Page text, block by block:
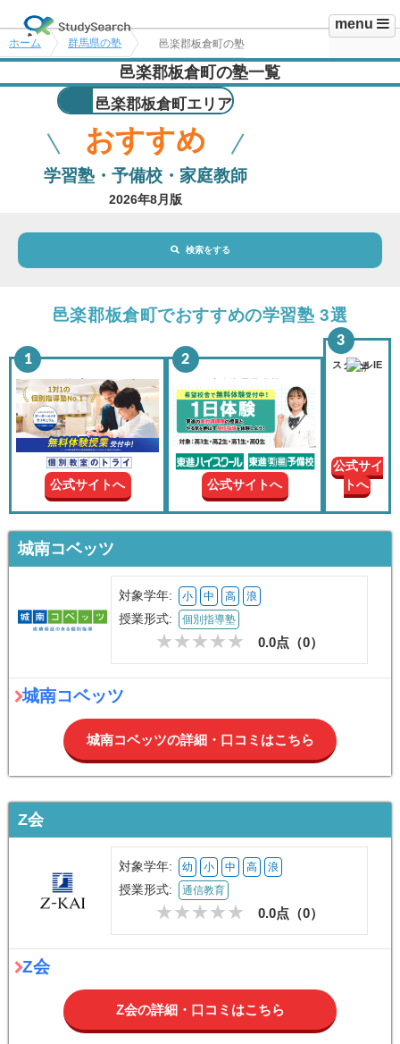
menu
ホーム 群馬県の塾 邑楽郡板倉町の塾
邑楽郡板倉町の塾一覧
邑楽郡板倉町エリア
おすすめ
学習塾・予備校・家庭教師
2026年8月版
検索をする
地域・駅 邑楽郡板倉町エリア
選択されていません
市区町村 選択されていません 変更
現在の
学年
授業形
式
邑楽郡板倉町でおすすめの学習塾 3選
個別教室のトライ
公式サイトへ 公式サイトへ
スクールIE
公式サイ
トへ
城南コベッツ
対象学年: 小 中 高 浪
授業形式: 個別指導塾
0.0点（0）
城南コベッツ
城南コベッツの詳細・口コミはこちら
Z会
対象学年: 幼 小 中 高 浪
授業形式: 通信教育
0.0点（0）
Z会
Z会の詳細・口コミはこちら